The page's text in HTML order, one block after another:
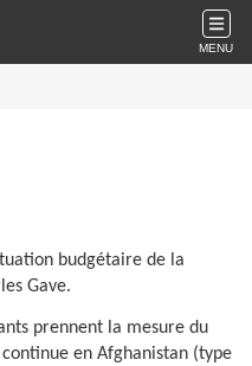
MENU
budgétaire de la
Gave.
prennent la mesure du
en Afghanistan (type